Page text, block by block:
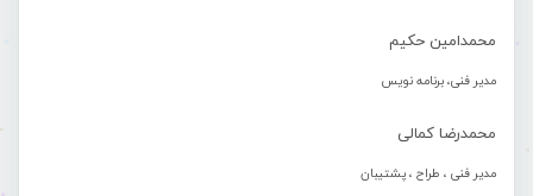
محمدامین حکیم
مدیر فنی، برنامه نویس
محمدرضا کمالی
مدیر فنی ، طراح ، پشتیبان